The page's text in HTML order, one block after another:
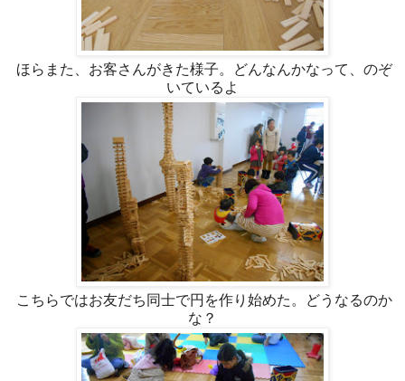
ほらまた、お客さんがきた様子。どんなんかなって、のぞ
いているよ
こちらではお友だち同士で円を作り始めた。どうなるのか
な？